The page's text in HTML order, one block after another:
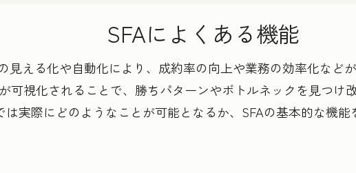
SFAによくある機能
見える化や自動化により、成約率の向上や業務の効率化など
可視化されることで、勝ちパターンやボトルネックを見つけ
は実際にどのようなことが可能となるか、SFAの基本的な機能